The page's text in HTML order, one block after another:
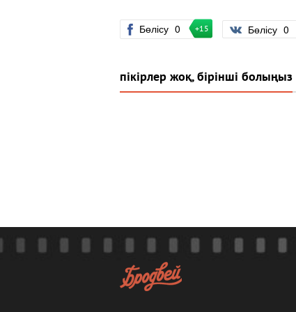
Бөлісу 0 +15 Бөлісу 0
пікірлер жоқ, бірінші болыңыз